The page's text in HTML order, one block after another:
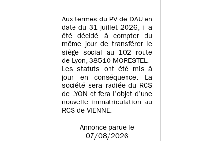
Aux termes du PV de DAU en
date du 31 juillet 2026, il a
été décidé à compter du
même jour de transférer le
siège social au 102 route
de Lyon, 38510 MORESTEL.
Les statuts ont été mis à
jour en conséquence. La
société sera radiée du RCS
de LYON et fera l’objet d’une
nouvelle immatriculation au
RCS de VIENNE.
Annonce parue le
07/08/2026